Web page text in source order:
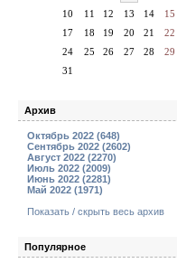
10
11 12 13 14 15
17
18 19 20 21 22
24
25 26 27 28 29
31
Архив
Октябрь 2022 (648)
Сентябрь 2022 (2602)
Август 2022 (2270)
Июль 2022 (2009)
Июнь 2022 (2281)
Май 2022 (1971)
Показать / скрыть весь архив
Популярное